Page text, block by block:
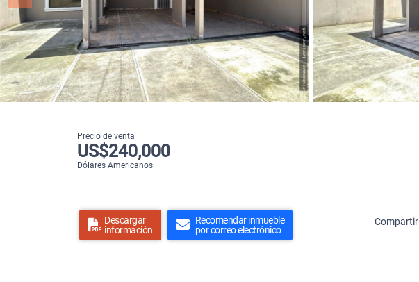
Precio de venta
US$240,000
Dólares Americanos
Descargar
información
Recomendar inmueble
por correo electrónico
Compartir